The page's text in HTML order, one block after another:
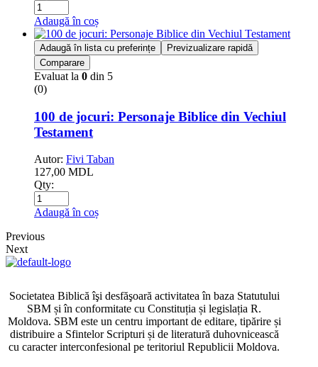
Adaugă în coș
Adaugă în lista cu preferințe
Previzualizare rapidă
Comparare
Evaluat la 0 din 5
(0)
100 de jocuri: Personaje Biblice din Vechiul
Testament
Autor: Fivi Taban
127,00 MDL
Qty:
Adaugă în coș
Previous
Next
Societatea Biblică îşi desfăşoară activitatea în baza Statutului
SBM și în conformitate cu Constituția și legislația R.
Moldova. SBM este un centru important de editare, tipărire și
distribuire a Sfintelor Scripturi și de literatură duhovnicească
cu caracter interconfesional pe teritoriul Republicii Moldova.